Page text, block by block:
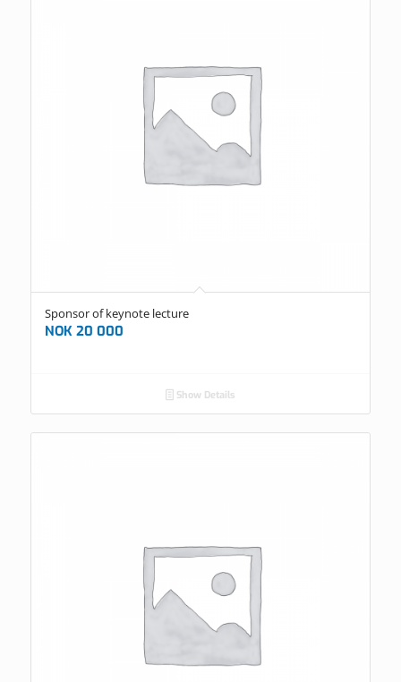
Sponsor of keynote lecture
NOK20 000
Show Details